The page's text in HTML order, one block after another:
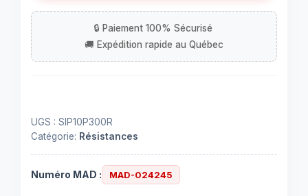
5
résistances
SIP
300
UGS : SIP10P300R
Catégorie: Résistances
Numéro MAD : MAD-024245